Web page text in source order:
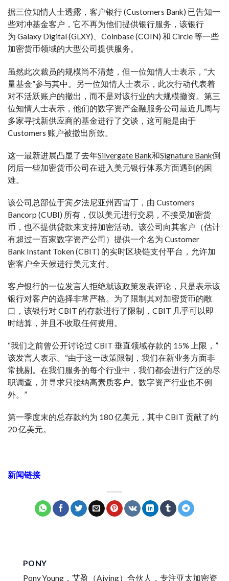
据三位知情人士透露，客户银行 (Customers Bank) 已告知一
些对冲基金客户，它不再为他们提供银行服务，该银行
为 Galaxy Digital (GLXY)、Coinbase (COIN) 和 Circle 等一些
加密货币领域的大型公司提供服务。
虽然此次裁员的规模尚不清楚，但一位知情人士表示，“大
量基金”参与其中。另一位知情人士表示，此次行动代表着
对不活跃账户的撤出，而不是对该行业的大规模撤资。第三
位知情人士表示，他们的数字资产金融服务公司最近几周与
多家寻找新供应商的基金进行了交谈，这可能是由于
Customers 账户被撤出所致。
这一最新进展凸显了去年Silvergate Bank和Signature Bank倒
闭后一些加密货币公司在进入美元银行体系方面遇到的困
难。
该公司总部位于宾夕法尼亚州西雷丁，由 Customers
Bancorp (CUBI) 所有，仅以美元进行交易，不接受加密货
币，也不提供贷款来支持加密活动。该公司向其客户（估计
有超过一百家数字资产公司）提供一个名为 Customer
Bank Instant Token (CBIT) 的实时区块链支付平台，允许加
密客户全天候进行美元支付。
客户银行的一位发言人拒绝就该政策发表评论，只是表示该
银行对客户的选择非常严格。为了限制其对加密货币的敞
口，该银行对 CBIT 的存款进行了限制，CBIT 几乎可以即
时结算，并且不收取任何费用。
“我们之前曾公开讨论过 CBIT 垂直领域存款的 15% 上限，”
该发言人表示。“由于这一政策限制，我们在新业务方面非
常挑剔。在我们服务的每个行业中，我们都会进行广泛的尽
职调查，并寻求只接纳高素质客户。数字资产行业也不例
外。”
第一季度末的总存款约为 180 亿美元，其中 CBIT 贡献了约
20 亿美元。
新闻链接
PONY
Pony Young，艾盈（Aiying）合伙人，专注亚太加密资